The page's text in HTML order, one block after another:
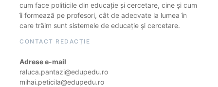
cum face politicile din educație și cercetare, cine și cum
îi formează pe profesori, cât de adecvate la lumea în
care trăim sunt sistemele de educație și cercetare.
CONTACT REDACȚIE
Adrese e-mail
raluca.pantazi@edupedu.ro
mihai.peticila@edupedu.ro